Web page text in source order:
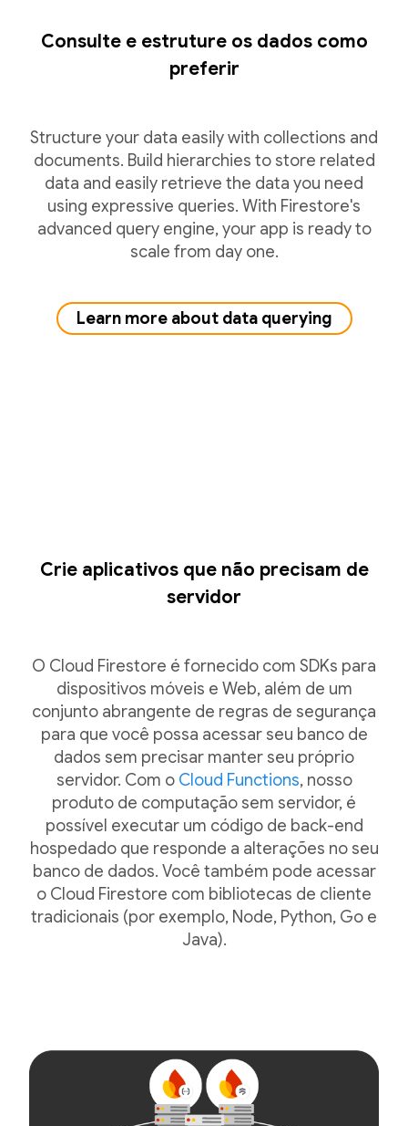
Consulte e estruture os dados como
preferir
Structure your data easily with collections and
documents. Build hierarchies to store related
data and easily retrieve the data you need
using expressive queries. With Firestore's
advanced query engine, your app is ready to
scale from day one.
Learn more about data querying
Crie aplicativos que não precisam de
servidor
O Cloud Firestore é fornecido com SDKs para
dispositivos móveis e Web, além de um
conjunto abrangente de regras de segurança
para que você possa acessar seu banco de
dados sem precisar manter seu próprio
servidor. Com o Cloud Functions, nosso
produto de computação sem servidor, é
possível executar um código de back-end
hospedado que responde a alterações no seu
banco de dados. Você também pode acessar
o Cloud Firestore com bibliotecas de cliente
tradicionais (por exemplo, Node, Python, Go e
Java).